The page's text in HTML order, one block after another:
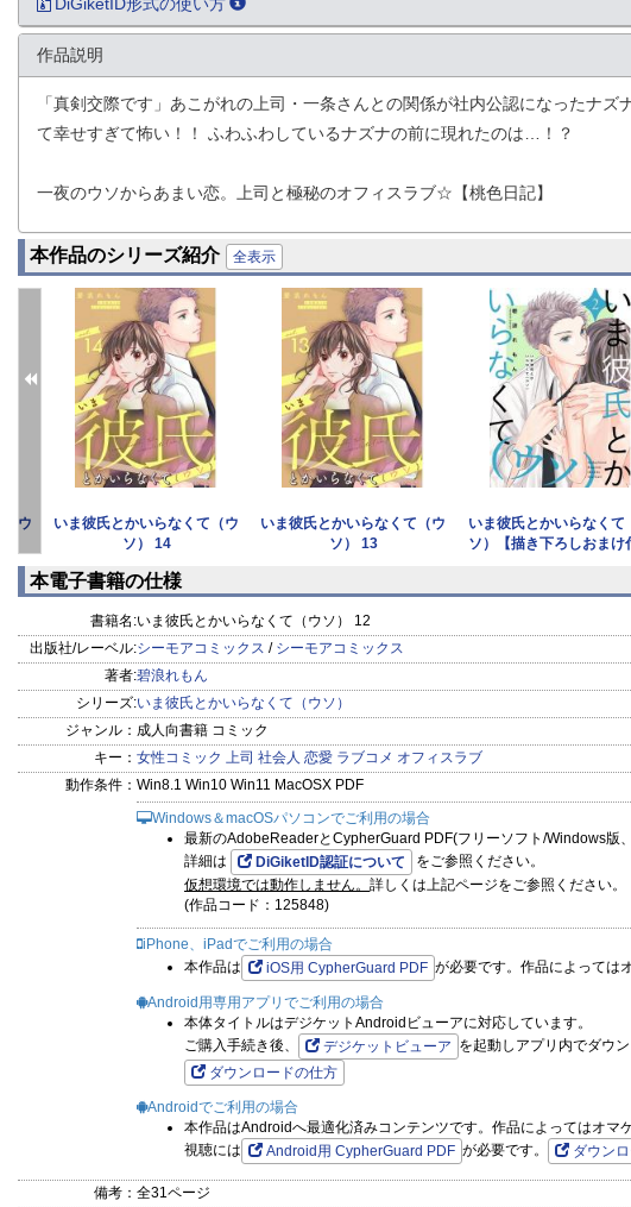
作品説明
「真剣交際です」あこがれの上司・一条さんとの関係が社内公認になったナ
て幸せすぎて怖い！！ ふわふわしているナズナの前に現れたのは…！？
一夜のウソからあまい恋。上司と極秘のオフィスラブ☆【桃色日記】
本作品のシリーズ紹介 全表示
ウ
いま彼氏とかいらなくて（ウ
ソ） 14
いま彼氏とかいらなくて（ウ
ソ） 13
いま彼氏とかいらなくて
ソ）【描き下ろしおまけ
本電子書籍の仕様
書籍名:いま彼氏とかいらなくて（ウソ） 12
出版社/レーベル:シーモアコミックス / シーモアコミックス
著者:碧浪れもん
シリーズ:いま彼氏とかいらなくて（ウソ）
ジャンル： 成人向書籍 コミック
キー： 女性コミック 上司 社会人 恋愛 ラブコメ オフィスラブ
動作条件： Win8.1 Win10 Win11 MacOSX PDF
Windows＆macOSパソコンでご利用の場合
最新のAdobeReaderとCypherGuard PDF(フリーソフト/Windows版
詳細は
DiGiketID認証について
をご参照ください。
仮想環境では動作しません。 詳しくは上記ページをご参照ください。
(作品コード：125848)
iPhone、iPadでご利用の場合
本作品は
iOS用 CypherGuard PDF が必要です。作品によっては
Android用専用アプリでご利用の場合
本体タイトルはデジケットAndroidビューアに対応しています。
ご購入手続き後、
デジケットビューア を起動しアプリ内でダウ
ダウンロードの仕方
Androidでご利用の場合
本作品はAndroidへ最適化済みコンテンツです。作品によってはオマ
視聴には
Android用 CypherGuard PDF が必要です。 ダウン
備考： 全31ページ